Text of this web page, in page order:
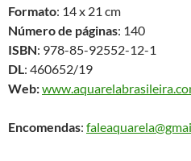
Formato: 14 x 21 cm
Número de páginas: 140
ISBN: 978-85-92552-12-1
DL: 460652/19
Web:
Encomendas: